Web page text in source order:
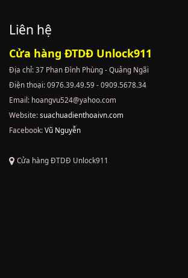
Liên hệ
Cửa hàng ĐTDĐ Unlock911
Địa chỉ: 37 Phan Đình Phùng - Quảng Ngãi
Điện thoại: 0976.39.49.59 - 0909.5678.34
Email: hoangvu524@yahoo.com
Website:suachuadienthoaivn.com
Facebook:Vũ Nguyễn
Cửa hàng ĐTDĐ Unlock911